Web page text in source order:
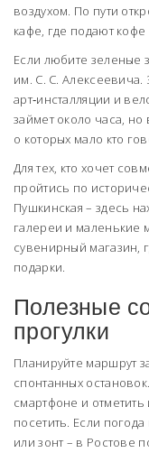
воздухом. По пути
кафе, где подают
Если любите зеленые
им. С. С. Алексеевича.
арт‑инсталляции и
займет около часа, но
о которых мало кто
Для тех, кто хочет
пройтись по
Пушкинская – здесь
галереи и маленькие
сувенирный магазин,
подарки.
Полезные
прогулки
Планируйте маршрут
спонтанных
смартфоне и отметить
посетить. Если
или зонт – в Ростове